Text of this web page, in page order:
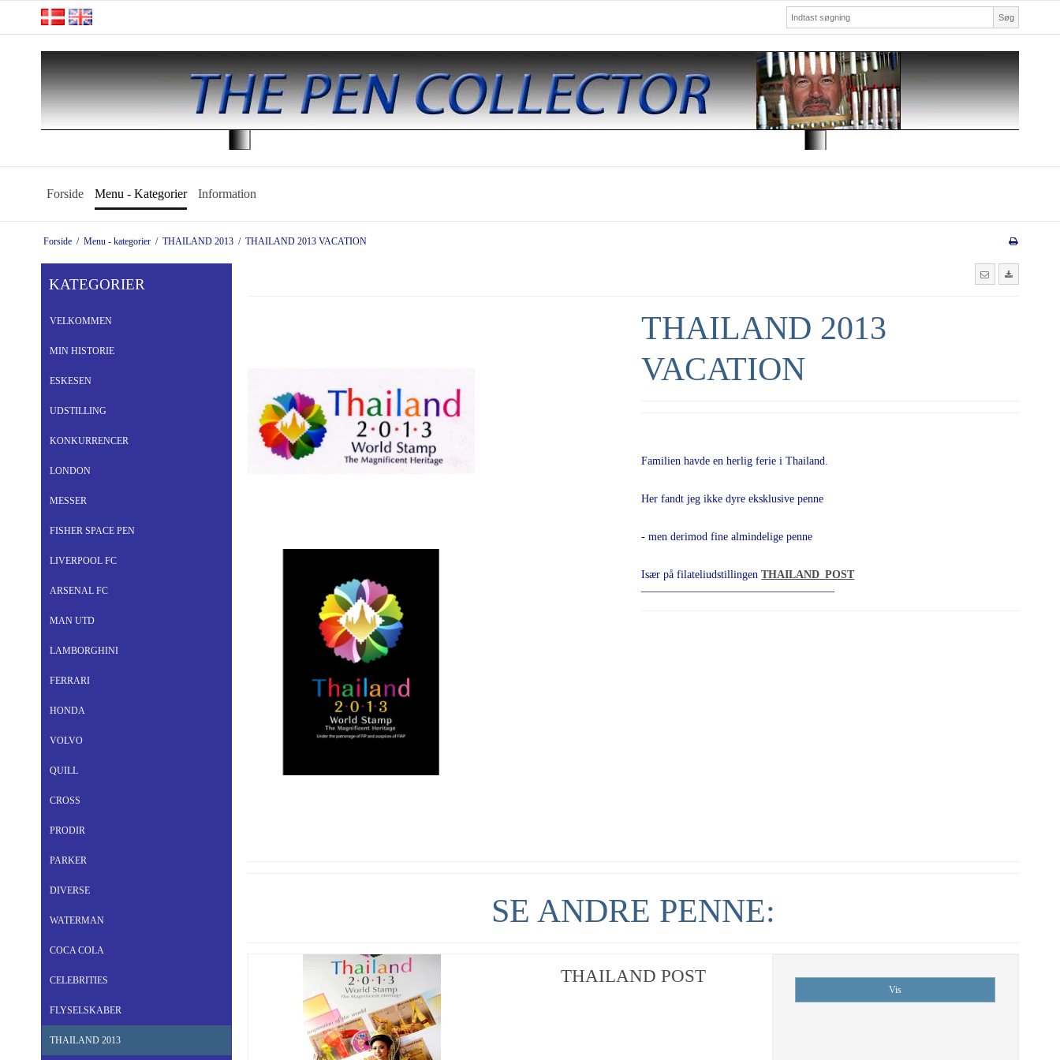
Søg
Forside Menu - Kategorier Information
Forside / Menu - kategorier / THAILAND 2013 / THAILAND 2013 VACATION
KATEGORIER
VELKOMMEN
MIN HISTORIE
ESKESEN
UDSTILLING
KONKURRENCER
LONDON
MESSER
FISHER SPACE PEN
LIVERPOOL FC
ARSENAL FC
MAN UTD
LAMBORGHINI
FERRARI
HONDA
VOLVO
QUILL
CROSS
PRODIR
PARKER
DIVERSE
WATERMAN
COCA COLA
CELEBRITIES
FLYSELSKABER
THAILAND 2013
THAILAND 2013
VACATION
Familien havde en herlig ferie i Thailand.
Her fandt jeg ikke dyre eksklusive penne
- men derimod fine almindelige penne
Især på filateliudstillingenTHAILAND_POST
SE ANDRE PENNE:
THAILAND POST
Vis